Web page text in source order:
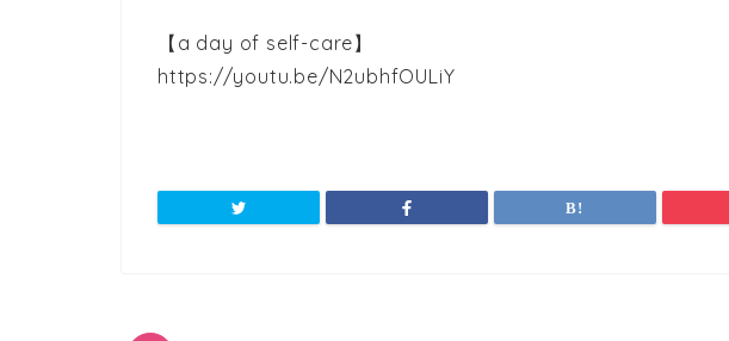
【a day of self-care】
https://youtu.be/N2ubhfOULiY